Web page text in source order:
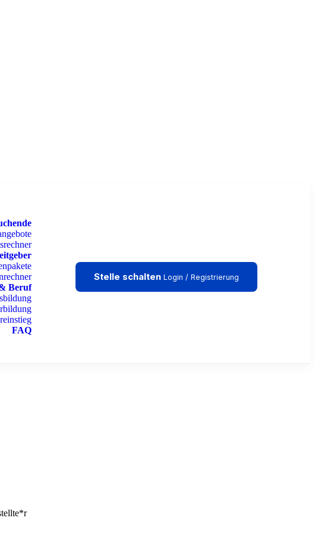
Beruf
FAQ
Stelle schalten Login / Registrierung